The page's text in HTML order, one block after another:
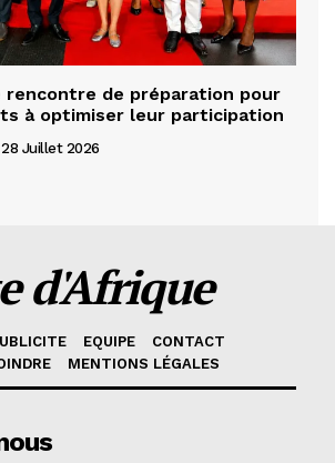
rencontre de préparation pour
à optimiser leur participation
28 Juillet 2026
d'Afrique
EQUIPE
CONTACT
MENTIONS LÉGALES